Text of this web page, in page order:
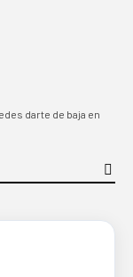
darte de baja en